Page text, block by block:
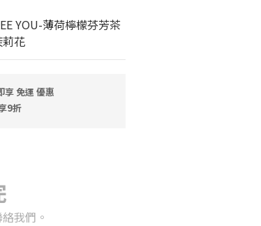
YOU-薄荷檸檬芬芳茶
花
免運 優惠
9折
我們。